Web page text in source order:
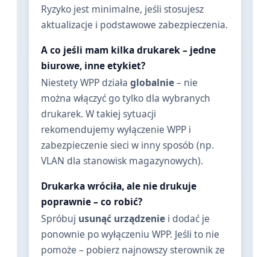
Ryzyko jest minimalne, jeśli stosujesz
aktualizacje i podstawowe zabezpieczenia.
A co jeśli mam kilka drukarek – jedne
biurowe, inne etykiet?
Niestety WPP działa globalnie– nie
można włączyć go tylko dla wybranych
drukarek. W takiej sytuacji
rekomendujemy wyłączenie WPP i
zabezpieczenie sieci w inny sposób (np.
VLAN dla stanowisk magazynowych).
Drukarka wróciła, ale nie drukuje
poprawnie – co robić?
Spróbuj usunąć urządzenie i dodać je
ponownie po wyłączeniu WPP. Jeśli to nie
pomoże – pobierz najnowszy sterownik ze